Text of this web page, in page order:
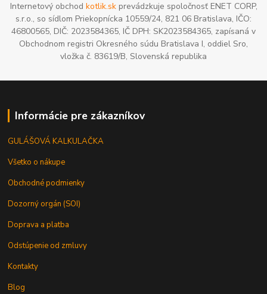
Internetový obchod kotlik.skprevádzkuje spoločnosť ENET CORP,
s.r.o., so sídlom Priekopnícka 10559/24, 821 06 Bratislava, IČO:
46800565, DIČ: 2023584365, IČ DPH: SK2023584365, zapísaná v
Obchodnom registri Okresného súdu Bratislava I, oddiel Sro,
vložka č. 83619/B, Slovenská republika
Informácie pre zákazníkov
GULÁŠOVÁ KALKULAČKA
Všetko o nákupe
Obchodné podmienky
Dozorný orgán (SOI)
Doprava a platba
Odstúpenie od zmluvy
Kontakty
Blog